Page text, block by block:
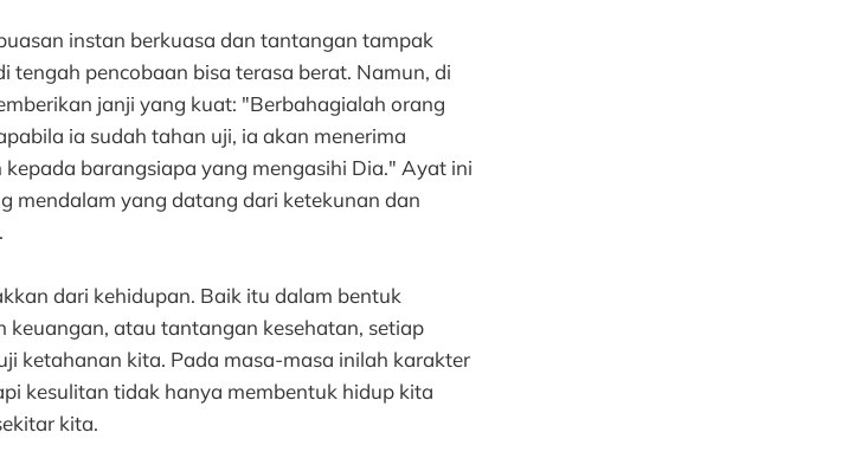
instan berkuasa dan tantangan tampak
pencobaan bisa terasa berat. Namun, di
janji yang kuat: "Berbahagialah orang
ia sudah tahan uji, ia akan menerima
barangsiapa yang mengasihi Dia." Ayat ini
mendalam yang datang dari ketekunan dan
dari kehidupan. Baik itu dalam bentuk
keuangan, atau tantangan kesehatan, setiap
ketahanan kita. Pada masa-masa inilah karakter
kesulitan tidak hanya membentuk hidup kita
kita.